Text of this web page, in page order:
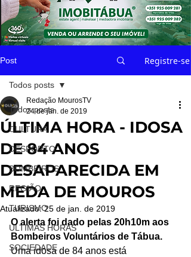
Post Registre-se
Todos posts
CULTURA
DESPORTO
BOMBEIROS
REGIÃO
TURISMO
ÚLTIMAS HORAS
SOCIEDADE
Todos posts
ÚLTIMA HORA - IDOSA
DE 84 ANOS
DESAPARECIDA EM
MEDA DE MOUROS
Redação MourosTV
24 de jan. de 2019
Atualizado:25 de jan. de 2019
O alerta foi dado pelas 20h10m aos
Bombeiros Voluntários de Tábua.
Uma idosa de 84 anos está